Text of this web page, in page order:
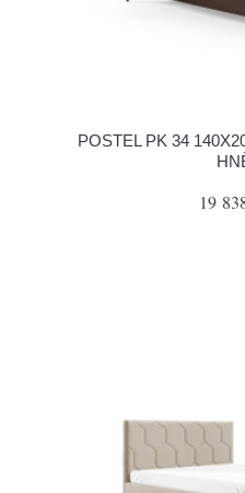
POSTEL PK 34
19